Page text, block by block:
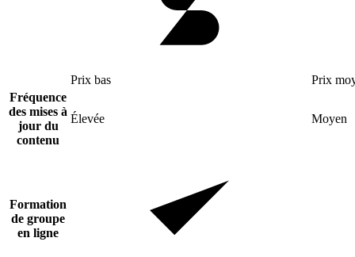
Prix bas
Prix
Fréquence
des mises à
jour du
contenu
Élevée Moyen
Formation
de groupe
en ligne